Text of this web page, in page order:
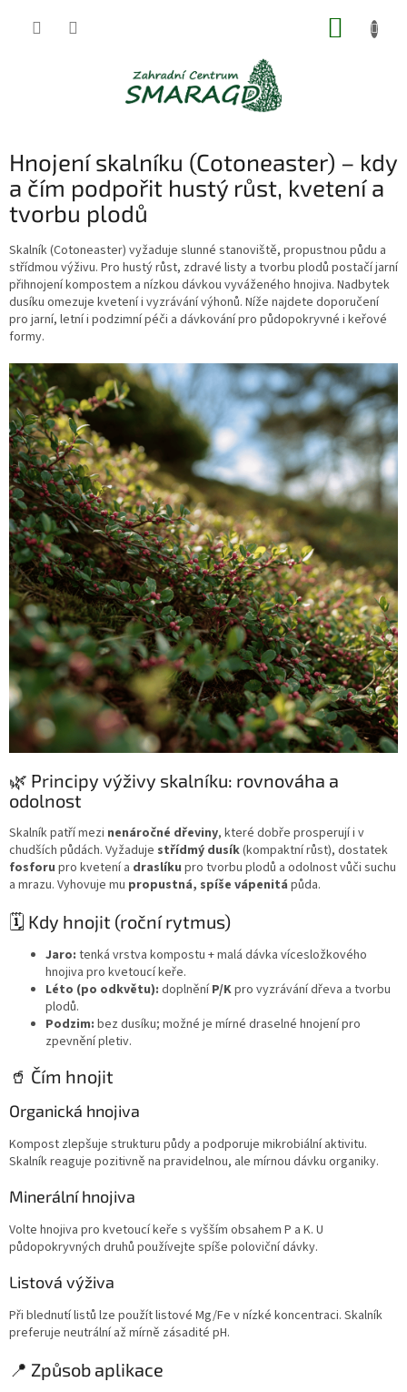
Hnojení skalníku (Cotoneaster) – kdy
a čím podpořit hustý růst, kvetení a
tvorbu plodů
Skalník (Cotoneaster) vyžaduje slunné stanoviště, propustnou půdu a
střídmou výživu. Pro hustý růst, zdravé listy a tvorbu plodů postačí jarní
přihnojení kompostem a nízkou dávkou vyváženého hnojiva. Nadbytek
dusíku omezuje kvetení i vyzrávání výhonů. Níže najdete doporučení
pro jarní, letní i podzimní péči a dávkování pro půdopokryvné i keřové
formy.
🌿 Principy výživy skalníku: rovnováha a
odolnost
Skalník patří mezi nenáročné dřeviny, které dobře prosperují i v
chudších půdách. Vyžaduje střídmý dusík(kompaktní růst), dostatek
fosforu pro kvetení a draslíku pro tvorbu plodů a odolnost vůči suchu
a mrazu. Vyhovuje mu propustná, spíše vápenitá půda.
🗓️ Kdy hnojit (roční rytmus)
Jaro: tenká vrstva kompostu + malá dávka vícesložkového
hnojiva pro kvetoucí keře.
Léto (po odkvětu): doplněníP/Kpro vyzrávání dřeva a tvorbu
plodů.
Podzim: bez dusíku; možné je mírné draselné hnojení pro
zpevnění pletiv.
🥤 Čím hnojit
Organická hnojiva
Kompost zlepšuje strukturu půdy a podporuje mikrobiální aktivitu.
Skalník reaguje pozitivně na pravidelnou, ale mírnou dávku organiky.
Minerální hnojiva
Volte hnojiva pro kvetoucí keře s vyšším obsahem P a K. U
půdopokryvných druhů používejte spíše poloviční dávky.
Listová výživa
Při blednutí listů lze použít listové Mg/Fe v nízké koncentraci. Skalník
preferuje neutrální až mírně zásadité pH.
📍 Způsob aplikace